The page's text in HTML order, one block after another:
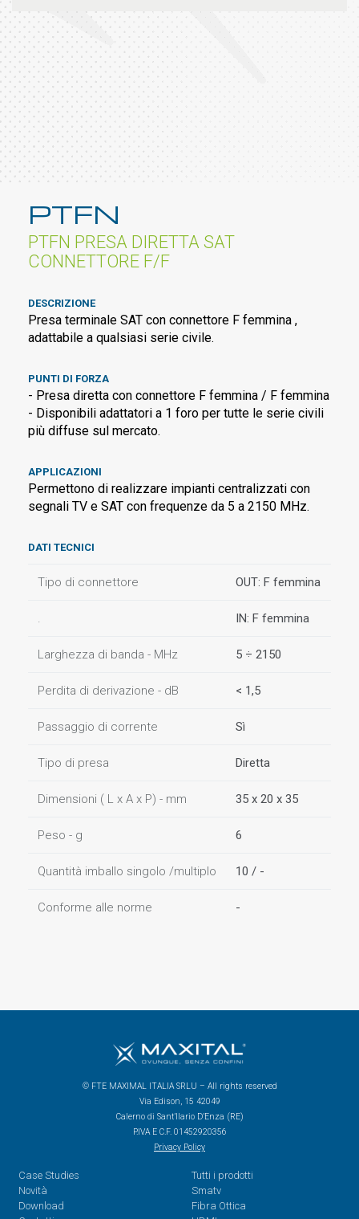
PTFN
PTFN PRESA DIRETTA SAT
CONNETTORE F/F
DESCRIZIONE
Presa terminale SAT con connettore F femmina ,
adattabile a qualsiasi serie civile.
PUNTI DI FORZA
- Presa diretta con connettore F femmina / F femmina
- Disponibili adattatori a 1 foro per tutte le serie civili
più diffuse sul mercato.
APPLICAZIONI
Permettono di realizzare impianti centralizzati con
segnali TV e SAT con frequenze da 5 a 2150 MHz.
DATI TECNICI
Tipo di connettore OUT: F femmina
. IN: F femmina
Larghezza di banda - MHz 5 ÷ 2150
Perdita di derivazione - dB < 1,5
Passaggio di corrente Sì
Tipo di presa Diretta
Dimensioni ( L x A x P) - mm 35 x 20 x 35
Peso - g 6
Quantità imballo singolo /multiplo 10 / -
Conforme alle norme -
© FTE MAXIMAL ITALIA SRLU – All rights reserved
Via Edison, 15 42049
Calerno di Sant’Ilario D’Enza (RE)
P.IVA E C.F. 01452920356
Privacy Policy
Case Studies
Novità
Download
Tutti i prodotti
Smatv
Fibra Ottica